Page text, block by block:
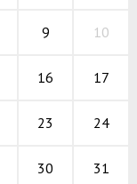
9 10
16 17
23 24
30 31